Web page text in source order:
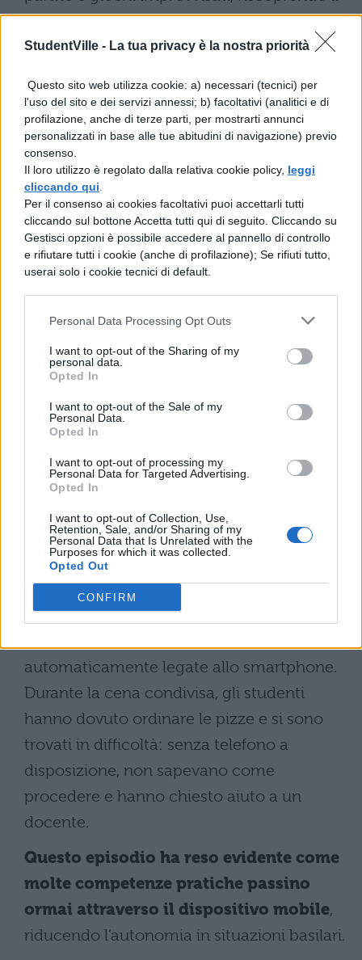
StudentVille - La tua privacy è la nostra priorità
Questo sito web utilizza cookie: a) necessari (tecnici) per
l'uso del sito e dei servizi annessi; b) facoltativi (analitici e di
profilazione, anche di terze parti, per mostrarti annunci
personalizzati in base alle tue abitudini di navigazione) previo
consenso.
Il loro utilizzo è regolato dalla relativa cookie policy, leggi
cliccando qui
Per il consenso ai cookies facoltativi puoi accettarli tutti
cliccando sul bottone Accetta tutti qui di seguito. Cliccando su
Gestisci opzioni è possibile accedere al pannello di controllo
e rifiutare tutti i cookie (anche di profilazione); Se rifiuti tutto,
userai solo i cookie tecnici di default.
Personal Data Processing Opt Outs
I want to opt-out of the Sharing of my
personal data.
Opted In
I want to opt-out of the Sale of my
Personal Data.
Opted In
I want to opt-out of processing my
Personal Data for Targeted Advertising.
Opted In
I want to opt-out of Collection, Use,
Retention, Sale, and/or Sharing of my
Personal Data that Is Unrelated with the
Purposes for which it was collected.
Opted Out
CONFIRM
piacere del movimento e della
competizione dal vivo.
L’assenza dellosmartphonenon ha
generato le attese crisi di astinenza:
secondo il dirigente Dezza, la disponibilità
dialternative concrete
differenza. Gli studenti hanno trovato modi
semplici per intrattenersi, sviluppando
interazioni faccia a faccia e rafforzando i
legami all’interno delgruppo.
Al termine delle lezioni del secondo giorno,
al momento dellariconsegna
dei telefoni,
nessuno ha mostrato l’urgenza di
controllare immediatamente follower,
messaggi onotifiche. L’esperienza ha
evidenziato come la presenza di attività
strutturate e di
socialità reale
attenuare significativamente la dipendenza
Le criticità emerse e le
ricadute educative
L’esperienza ha fatto emergere quanto
automaticamente legate allo smartphone.
Durante la cena condivisa, gli studenti
hanno dovuto ordinare le pizze e si sono
trovati in difficoltà: senza telefono a
disposizione, non sapevano come
procedere e hanno chiesto aiuto a un
docente.
Questo episodio ha reso evidente come
molte competenze pratiche passino
ormai attraverso il dispositivo mobile,
riducendo l’autonomia in situazioni basilari.